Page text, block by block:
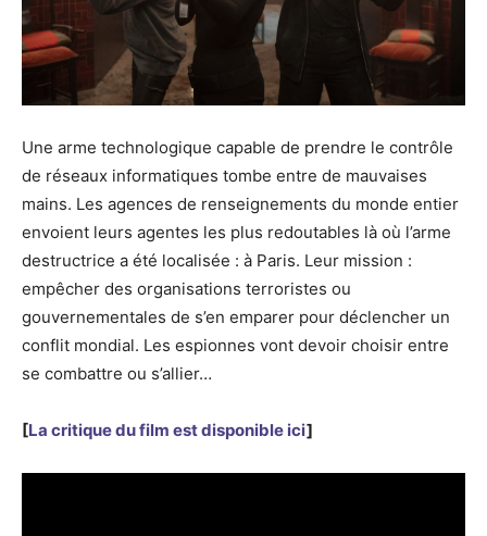
Une arme technologique capable de prendre le contrôle
de réseaux informatiques tombe entre de mauvaises
mains. Les agences de renseignements du monde entier
envoient leurs agentes les plus redoutables là où l’arme
destructrice a été localisée : à Paris. Leur mission :
empêcher des organisations terroristes ou
gouvernementales de s’en emparer pour déclencher un
conflit mondial. Les espionnes vont devoir choisir entre
se combattre ou s’allier…
[La critique du film est disponible ici]